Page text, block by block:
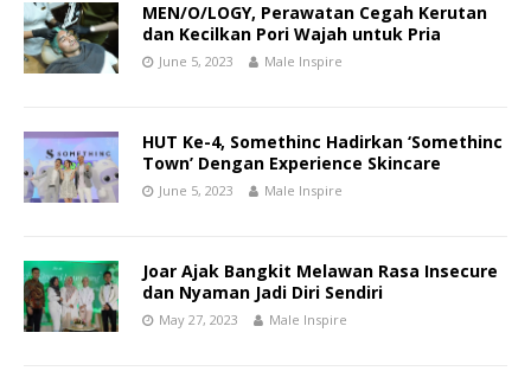
MEN/O/LOGY, Perawatan Cegah Kerutan
dan Kecilkan Pori Wajah untuk Pria
June 5, 2023 Male Inspire
HUT Ke-4, Somethinc Hadirkan ‘Somethinc
Town’ Dengan Experience Skincare
June 5, 2023 Male Inspire
Joar Ajak Bangkit Melawan Rasa Insecure
dan Nyaman Jadi Diri Sendiri
May 27, 2023 Male Inspire